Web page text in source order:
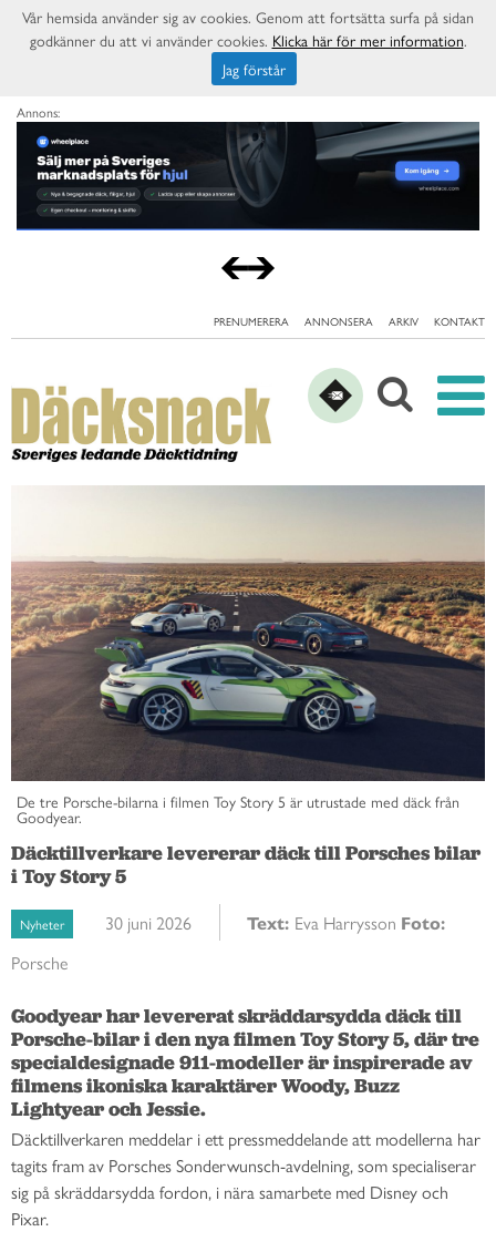
Annons:
PRENUMERERA ANNONSERA ARKIV KONTAKT
De tre Porsche-bilarna i filmen Toy Story 5 är utrustade med däck från
Goodyear.
Däcktillverkare levererar däck till Porsches bilar
i Toy Story 5
Nyheter 30 juni 2026 Text: Eva Harrysson Foto:
Porsche
Goodyear har levererat skräddarsydda däck till
Porsche-bilar i den nya filmen Toy Story 5, där tre
specialdesignade 911-modeller är inspirerade av
filmens ikoniska karaktärer Woody, Buzz
Lightyear och Jessie.
Däcktillverkaren meddelar i ett pressmeddelande att modellerna har
tagits fram av Porsches Sonderwunsch-avdelning, som specialiserar
sig på skräddarsydda fordon, i nära samarbete med Disney och
Pixar.
Vår hemsida använder sig av cookies. Genom att fortsätta surfa på sidan
godkänner du att vi använder cookies. Klicka här för mer information.
Jag förstår